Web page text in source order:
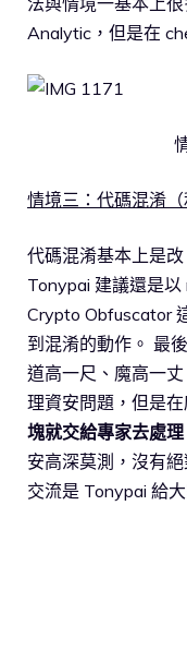
Analytic，但是在
情境三：代碼混淆
代碼混淆基本上是
Tonypai 建議還是以
Crypto Obfuscator
到混淆的動作。 最
道高一尺、魔高一
理資安問題，但是
塊就交給專家去處理
安高深莫測，沒有
交流是 Tonypai 給